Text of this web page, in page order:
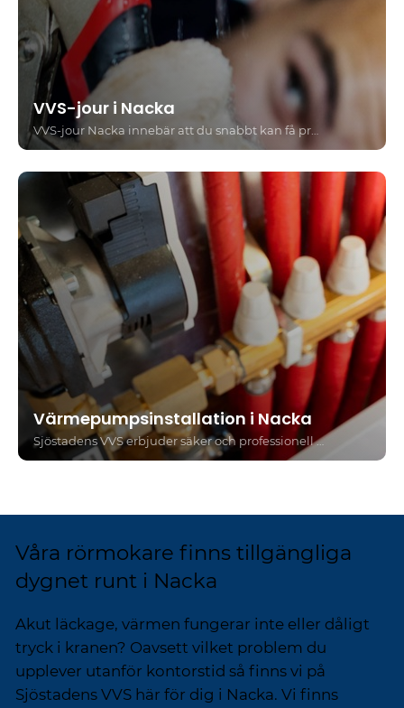
VVS-jour i Nacka
VVS-jour Nacka innebär att du snabbt kan få professionell hjälp vid akuta VVS-problem, oavsett tid på dygnet. Sjöstadens VVS hjälper både privatpersoner och bostadsrättsföreningar med allt från läckande rör till stopp i avlopp - alltid med trygghet, tydlighet och personlig service.
Värmepumpsinstallation i Nacka
Sjöstadens VVS erbjuder säker och professionell värmepumpsinstallation i Nacka för både privatpersoner och bostadsrättsföreningar. Vi hjälper dig hela vägen - från rådgivning och val av rätt värmepump till installation, service och ROT-avdrag.
Våra rörmokare finns tillgängliga
dygnet runt i Nacka
Akut läckage, värmen fungerar inte eller dåligt
tryck i kranen? Oavsett vilket problem du
upplever utanför kontorstid så finns vi på
Sjöstadens VVS här för dig i Nacka. Vi finns